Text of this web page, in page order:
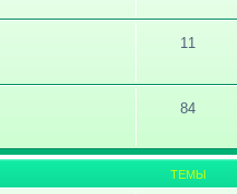
11
84
ТЕМЫ